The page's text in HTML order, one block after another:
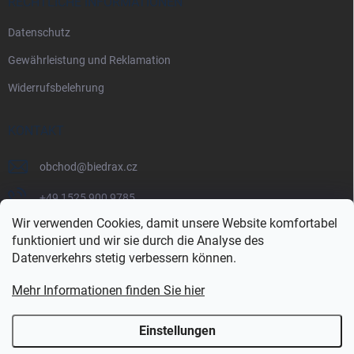
Wir verwenden Cookies, damit unsere Website komfortabel
funktioniert und wir sie durch die Analyse des
Datenverkehrs stetig verbessern können.
Mehr Informationen finden Sie hier
Einstellungen
Datenschutz
Gewährleistung und Reklamation
Widerrufsbelehrung
KONTAKT
obchod@biedrax.cz
+49 1525 900 9785